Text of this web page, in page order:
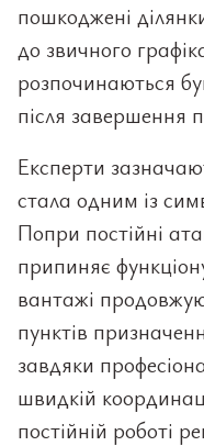
пошкоджені
до звичного
розпочинаються
після завершення
Експерти
стала одним із
Попри постійні
припиняє
вантажі
пунктів
завдяки
швидкій
постійній роботі